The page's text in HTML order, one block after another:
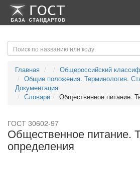
-->-->
Главная
Общероссийский
Общие положения. Терминология.
Документация
Словари
Общественное питание.
ГОСТ 30602-97
Общественное питание.
определения